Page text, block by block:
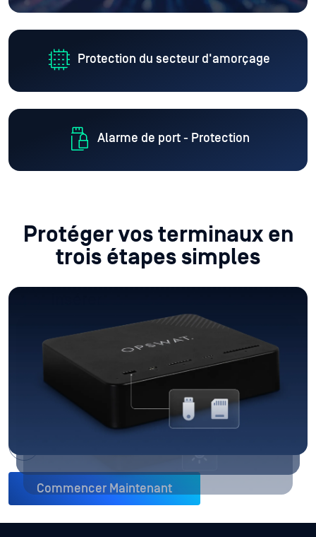
Protection du secteur d'amorçage
Alarme de port - Protection
Protéger vos terminaux en
trois étapes simples
MetaDefender Media Firewall cinq des types de
supports amovibles les plus courants : USB .0 Type-C
et Type-A, SD, MicroSD et Compact Flash.
Analyser
Commencer Maintenant